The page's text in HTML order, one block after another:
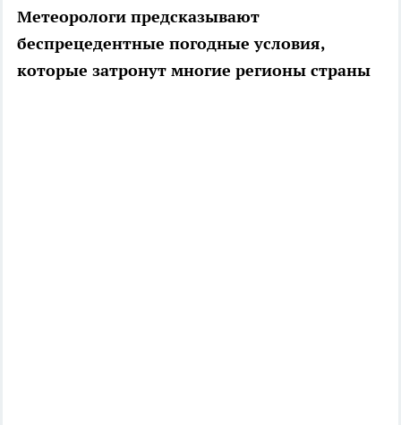
Метеорологи предсказывают
беспрецедентные погодные условия,
которые затронут многие регионы страны